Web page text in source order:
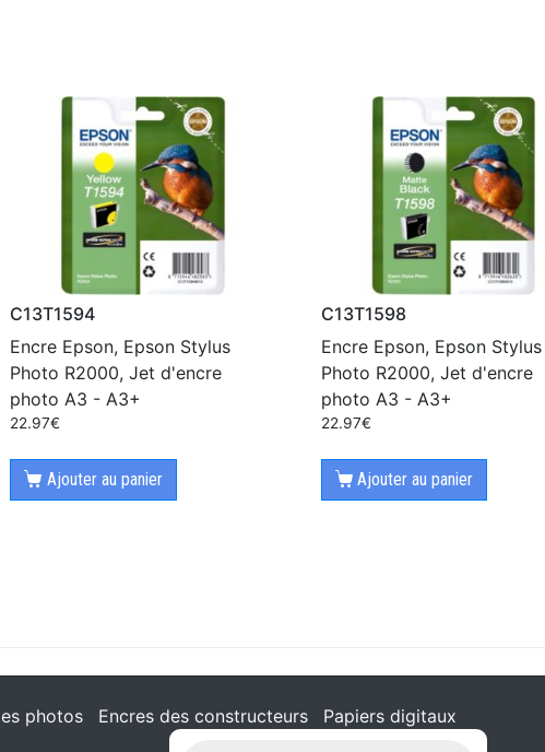
C13T1594
Encre Epson, Epson Stylus
Photo R2000, Jet d'encre
photo A3 - A3+
22.97€
Ajouter au panier
C13T1598
Encre Epson, Epson Stylus
Photo R2000, Jet d'encre
photo A3 - A3+
22.97€
Ajouter au panier
photos Encres des constructeurs Papiers digitaux